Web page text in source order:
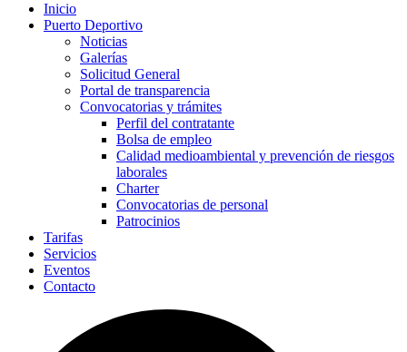
Inicio
Puerto Deportivo
Noticias
Galerías
Solicitud General
Portal de transparencia
Convocatorias y trámites
Perfil del contratante
Bolsa de empleo
Calidad medioambiental y prevención de riesgos
laborales
Charter
Convocatorias de personal
Patrocinios
Tarifas
Servicios
Eventos
Contacto